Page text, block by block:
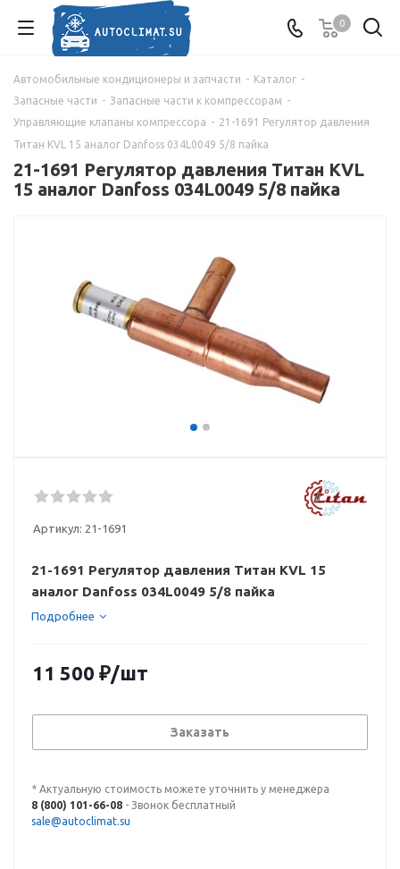
0
Автомобильные кондиционеры и запчасти - Каталог -
Запасные части - Запасные части к компрессорам -
Управляющие клапаны компрессора - 21-1691 Регулятор давления
Титан KVL 15 аналог Danfoss 034L0049 5/8 пайка
21-1691 Регулятор давления Титан KVL
15 аналог Danfoss 034L0049 5/8 пайка
Артикул: 21-1691
21-1691 Регулятор давления Титан KVL 15
аналог Danfoss 034L0049 5/8 пайка
Подробнее
11 500 ₽/шт
Заказать
* Актуальную стоимость можете уточнить у менеджера
8 (800) 101-66-08 - Звонок бесплатный
sale@autoclimat.su